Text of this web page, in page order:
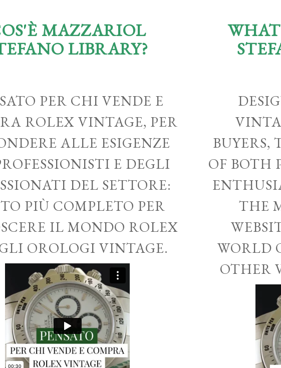
MAZZARIOL
LIBRARY?
PER CHI VENDE E
ROLEX VINTAGE, PER
ALLE ESIGENZE
E DEGLI
DEL SETTORE:
PIÙ COMPLETO PER
IL MONDO ROLEX
OROLOGI VINTAGE.
BUYERS,
OF BOTH
THE
WORLD
OTHER